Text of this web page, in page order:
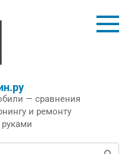
— сравнения
и ремонту